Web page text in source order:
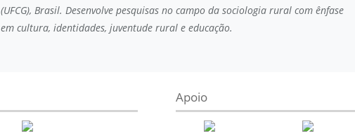
(UFCG), Brasil. Desenvolve pesquisas no campo da sociologia rural com ênfase
em cultura, identidades, juventude rural e educação.
Apoio